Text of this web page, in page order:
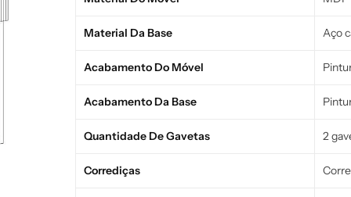
Material Da Base Aço
Acabamento Do Móvel
Acabamento Da Base
Quantidade De Gavetas 2
Corrediças